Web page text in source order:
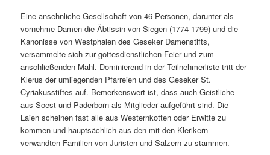
Eine ansehnliche Gesellschaft von 46 Personen, darunter als
vornehme Damen die Äbtissin von Siegen (1774-1799) und die
Kanonisse von Westphalen des Geseker Damenstifts,
versammelte sich zur gottesdienstlichen Feier und zum
anschließenden Mahl. Dominierend in der Teilnehmerliste tritt der
Klerus der umliegenden Pfarreien und des Geseker St.
Cyriakusstiftes auf. Bemerkenswert ist, dass auch Geistliche
aus Soest und Paderborn als Mitglieder aufgeführt sind. Die
Laien scheinen fast alle aus Westernkotten oder Erwitte zu
kommen und hauptsächlich aus den mit den Klerikern
verwandten Familien von Juristen und Sälzern zu stammen.